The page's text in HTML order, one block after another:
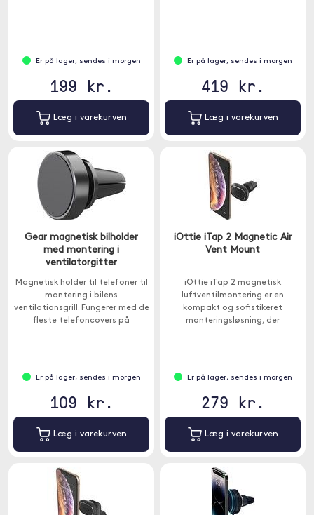
Er på lager, sendes i morgen
199 kr.
Læg i varekurven
Er på lager, sendes i morgen
419 kr.
Læg i varekurven
Gear magnetisk bilholder
med montering i
ventilatorgitter
Magnetisk holder til telefoner til
montering i bilens
ventilationsgrill. Fungerer med de
fleste telefoncovers på
Er på lager, sendes i morgen
109 kr.
Læg i varekurven
iOttie iTap 2 Magnetic Air
Vent Mount
iOttie iTap 2 magnetisk
luftventilmontering er en
kompakt og sofistikeret
monteringsløsning, der
Er på lager, sendes i morgen
279 kr.
Læg i varekurven